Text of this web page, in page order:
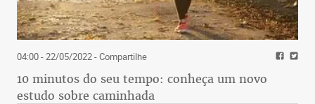
04:00 - 22/05/2022- Compartilhe
10 minutos do seu tempo: conheça um novo
estudo sobre caminhada